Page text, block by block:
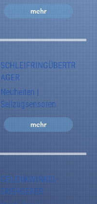
mehr
SCHLEIFRINGÜBERTR
AGER
Neuheiten |
Seilzugsensoren
mehr
GELENKWINKEL-
DREHGEBER